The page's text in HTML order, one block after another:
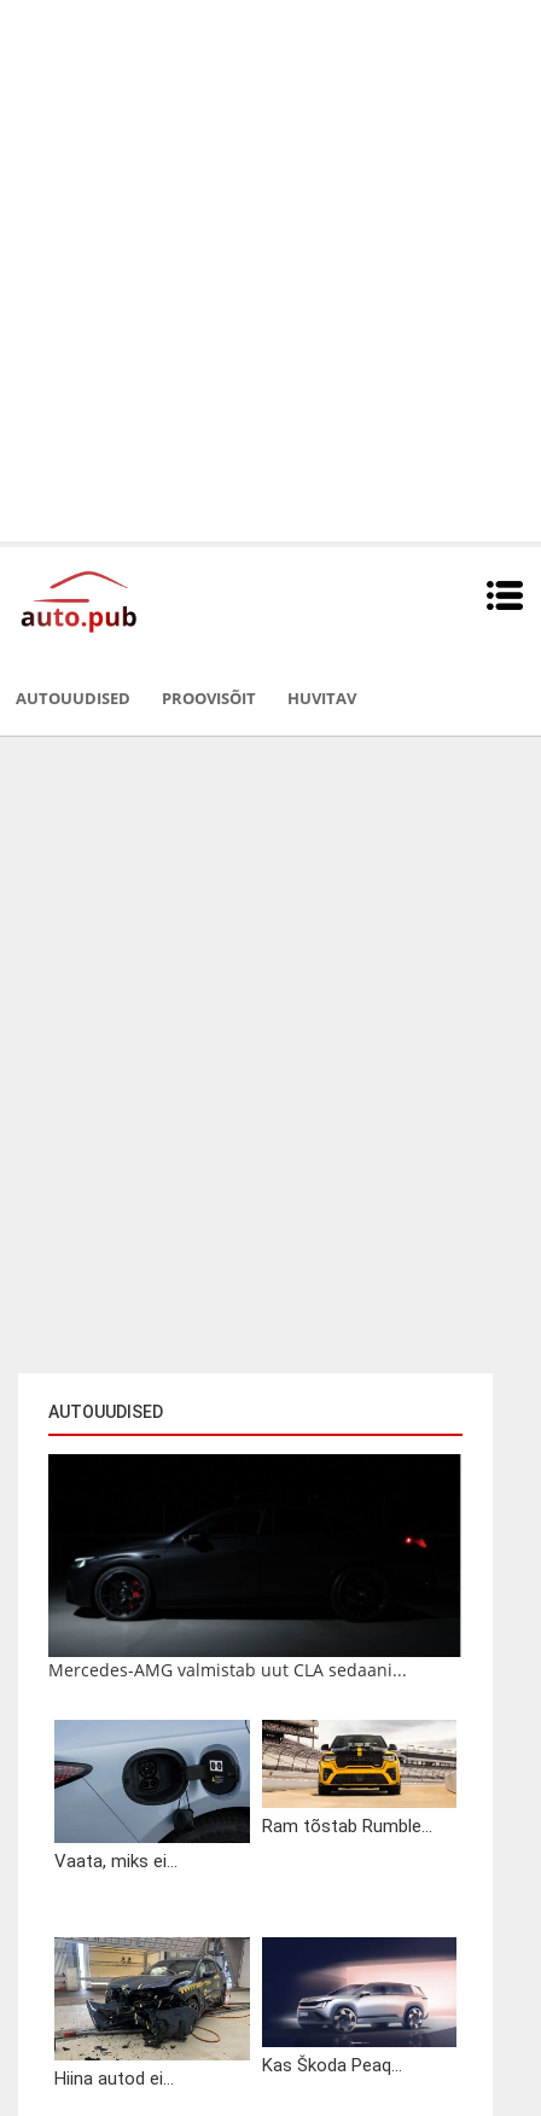
AUTOUUDISED PROOVISÕIT HUVITAV
AUTOUUDISED
Mercedes-AMG valmistab uut CLA sedaani...
Vaata, miks ei...
Ram tõstab Rumble...
Hiina autod ei...
Kas Škoda Peaq...